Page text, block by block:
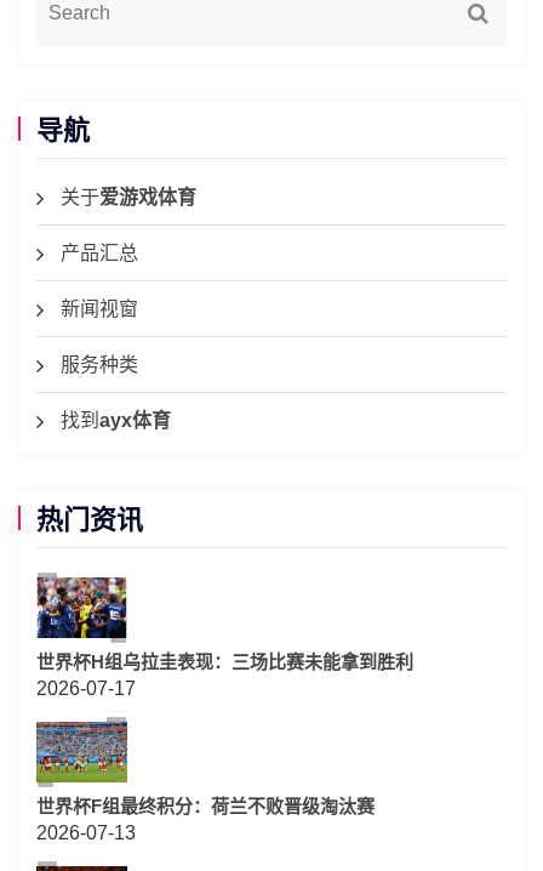
导航
关于爱游戏体育
产品汇总
新闻视窗
服务种类
找到 ayx体育
热门资讯
世界杯H组乌拉圭表现：三场比赛未能拿到胜利
2026-07-17
世界杯F组最终积分：荷兰不败晋级淘汰赛
2026-07-13